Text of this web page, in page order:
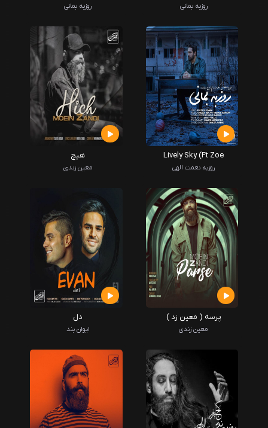
روزبه بمانی روزبه بمانی
Lively Sky (Ft Zoe
Tiganouria)
روزبه نعمت الهی
هیچ
معین زندی
پرسه ( معین زد )
معین زندی
دل
ایوان بند